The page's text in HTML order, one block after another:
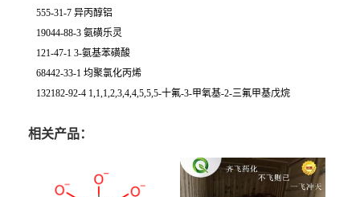
555-31-7 异丙醇铝
19044-88-3 氨磺乐灵
121-47-1 3-氨基苯磺酸
68442-33-1 均聚氯化丙烯
132182-92-4 1,1,1,2,3,4,4,5,5,5-十氟-3-甲氧基-2-三氟甲基戊烷
相关产品：